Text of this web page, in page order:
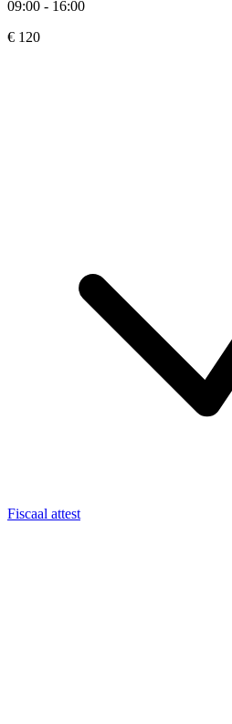
09:00 - 16:00
€ 120
Fiscaal attest